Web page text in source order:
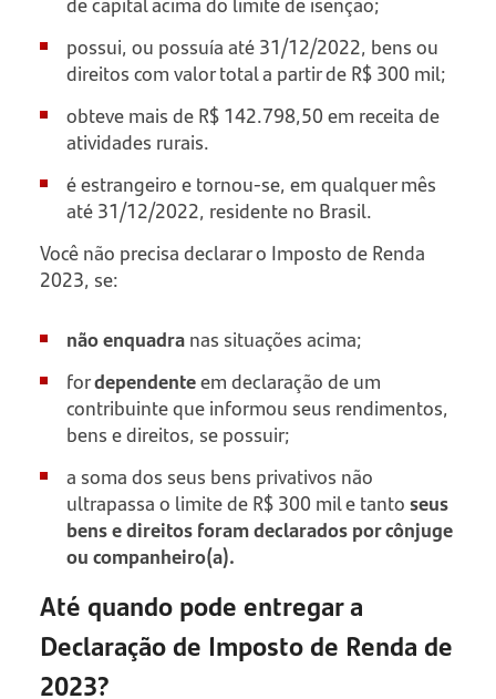
possui, ou possuía até 31/12/2022, bens ou
direitos com valor total a partir de R$ 300 mil;
obteve mais de R$ 142.798,50 em receita de
atividades rurais.
é estrangeiro e tornou-se, em qualquer mês
até 31/12/2022, residente no Brasil.
Você não precisa declarar o Imposto de Renda
2023, se:
não enquadranas situações acima;
fordependenteem declaração de um
contribuinte que informou seus rendimentos,
bens e direitos, se possuir;
a soma dos seus bens privativos não
ultrapassa o limite de R$ 300 mil e tantoseus
bens e direitos foram declarados por cônjuge
ou companheiro(a).
Até quando pode entregar a
Declaração de Imposto de Renda de
2023?